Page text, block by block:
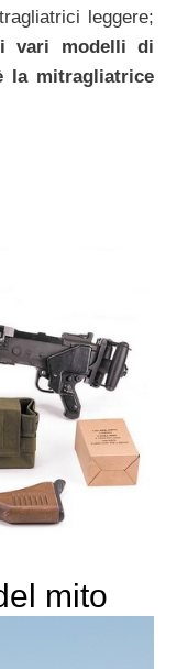
leggere;
vari modelli di
la mitragliatrice
mito